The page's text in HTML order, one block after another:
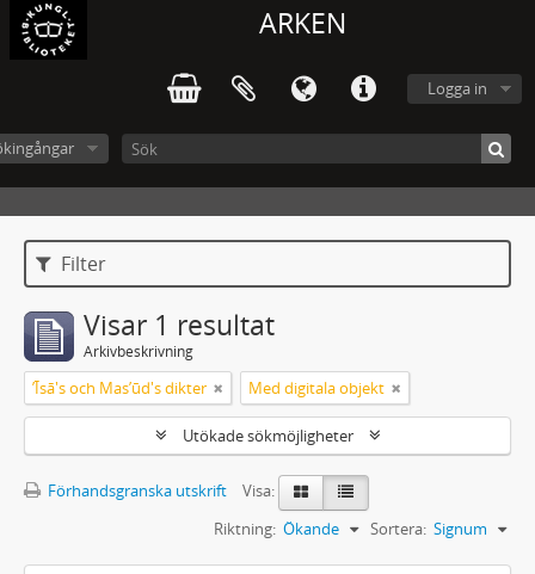
ARKEN
Logga in
Filter
Visar 1 resultat
Arkivbeskrivning
ʼĪsā's och Masʼūd's dikter Med digitala objekt
Utökade sökmöjligheter
Förhandsgranska utskrift
Visa:
Sortera: Signum
Riktning: Ökande